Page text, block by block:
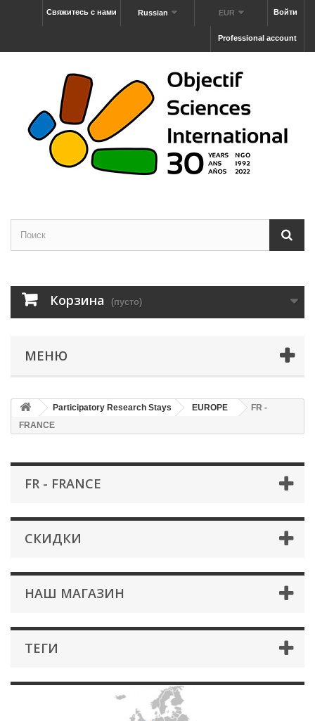
Войти
EUR
Russian
Свяжитесь с нами
Professional account
Корзина (пусто)
МЕНЮ
Participatory Research Stays EUROPE
FR -
FRANCE
FR - FRANCE
СКИДКИ
НАШ МАГАЗИН
ТЕГИ